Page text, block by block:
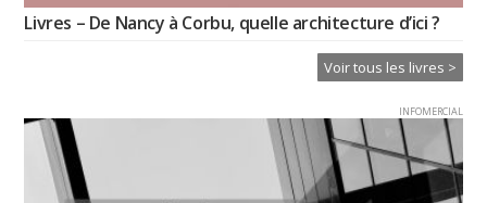
Livres – De Nancy à Corbu, quelle architecture d’ici ?
Voir tous les livres >
INFOMERCIAL